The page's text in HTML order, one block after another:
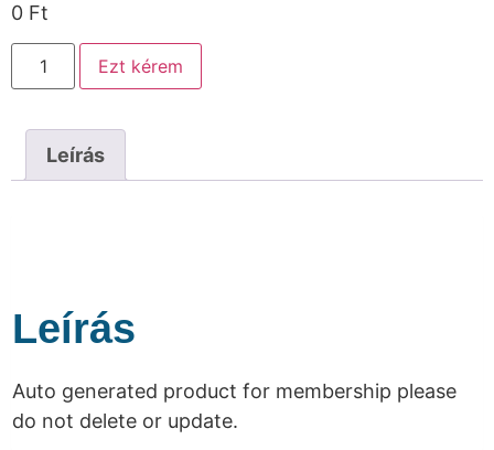
0 Ft
Ezt kérem
Leírás
Leírás
Auto generated product for membership please
do not delete or update.